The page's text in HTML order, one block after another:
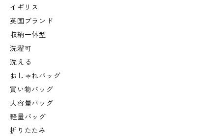
イギリス
英国ブランド
収納一体型
洗濯可
洗える
おしゃれバッグ
買い物バッグ
大容量バッグ
軽量バッグ
折りたたみ